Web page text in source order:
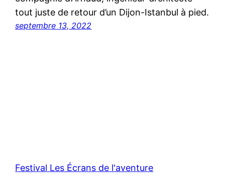
tout juste de retour d’un Dijon-Istanbul à pied.
septembre 13, 2022
Festival Les Écrans de l'aventure